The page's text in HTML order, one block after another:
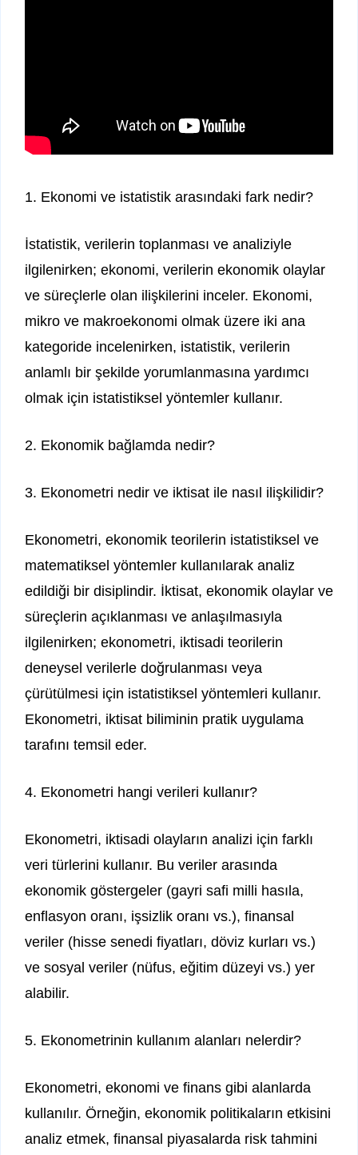
1. Ekonomi ve istatistik arasındaki fark nedir?
İstatistik, verilerin toplanması ve analiziyle
ilgilenirken; ekonomi, verilerin ekonomik olaylar
ve süreçlerle olan ilişkilerini inceler. Ekonomi,
mikro ve makroekonomi olmak üzere iki ana
kategoride incelenirken, istatistik, verilerin
anlamlı bir şekilde yorumlanmasına yardımcı
olmak için istatistiksel yöntemler kullanır.
2. Ekonomik bağlamda nedir?
3. Ekonometri nedir ve iktisat ile nasıl ilişkilidir?
Ekonometri, ekonomik teorilerin istatistiksel ve
matematiksel yöntemler kullanılarak analiz
edildiği bir disiplindir. İktisat, ekonomik olaylar ve
süreçlerin açıklanması ve anlaşılmasıyla
ilgilenirken; ekonometri, iktisadi teorilerin
deneysel verilerle doğrulanması veya
çürütülmesi için istatistiksel yöntemleri kullanır.
Ekonometri, iktisat biliminin pratik uygulama
tarafını temsil eder.
4. Ekonometri hangi verileri kullanır?
Ekonometri, iktisadi olayların analizi için farklı
veri türlerini kullanır. Bu veriler arasında
ekonomik göstergeler (gayri safi milli hasıla,
enflasyon oranı, işsizlik oranı vs.), finansal
veriler (hisse senedi fiyatları, döviz kurları vs.)
ve sosyal veriler (nüfus, eğitim düzeyi vs.) yer
alabilir.
5. Ekonometrinin kullanım alanları nelerdir?
Ekonometri, ekonomi ve finans gibi alanlarda
kullanılır. Örneğin, ekonomik politikaların etkisini
analiz etmek, finansal piyasalarda risk tahmini